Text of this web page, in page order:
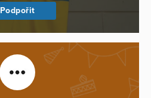
Podpořit